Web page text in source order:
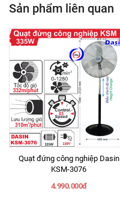
Sản phẩm liên quan
Quạt đứng công nghiệp Dasin
KSM-3076
4.990.000đ